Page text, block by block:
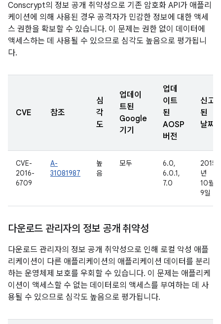
Conscrypt의 정보 공개 취약성으로 기존 암호화 API가 애플리
케이션에 의해 사용된 경우 공격자가 민감한 정보에 대한 액세
스 권한을 확보할 수 있습니다. 이 문제는 권한 없이 데이터에
액세스하는 데 사용될 수 있으므로 심각도 높음으로 평가됩니
다.
CVE 참조
심
각
도
업데이
트된
Google
기기
업데
이트
된
AOSP
버전
신고
된
날짜
CVE-
2016-
6709
A-
31081987
높
음
모두
6.0,
6.0.1,
7.0
2015
년
10월
9일
다운로드 관리자의 정보 공개 취약성
다운로드 관리자의 정보 공개 취약성으로 인해 로컬 악성 애플
리케이션이 다른 애플리케이션의 애플리케이션 데이터를 분리
하는 운영체제 보호를 우회할 수 있습니다. 이 문제는 애플리케
이션이 액세스할 수 없는 데이터로의 액세스를 부여하는 데 사
용될 수 있으므로 심각도 높음으로 평가됩니다.